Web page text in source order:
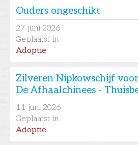
Ouders ongeschikt
27 juni 2026
Geplaatst in
Adoptie
Zilveren Nipkowschijf
De Afhaalchinees -
11 juni 2026
Geplaatst in
Adoptie